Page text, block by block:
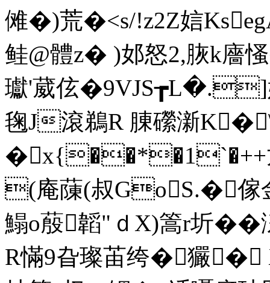
傩�)荒�<s/!z2Z娮
鲑@體z� )邚怒2,脄k廧
瓛'葳伭�9 VJS┲L�.]
毱J滾鵜R 腖礯澵
(庵蔯(叔GoS.�傢
鰨o蒑韜"ｄX)篙r圻��
R慲9旮璨苖绔�玁